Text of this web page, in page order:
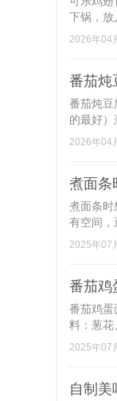
下锅，放
2026年04
番茄炖
番茄炖豆
的最好）
2026年04
煮面条
煮面条时
有空间，
2025年07
番茄鸡
番茄鸡蛋
料：葱花
2025年07
自制美